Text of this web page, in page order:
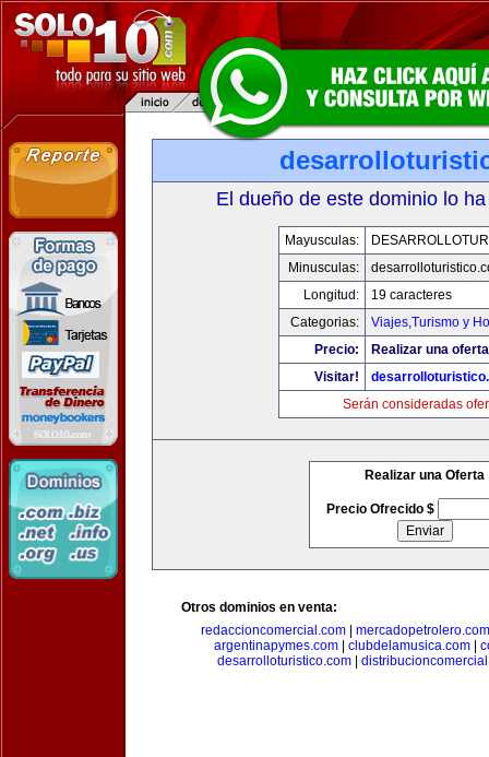
El dueño de este dominio lo
Mayusculas:
Minusculas:
Longitud:
19 caracteres
Categorias:
Viajes,Turismo y
Precio:
Realizar una
Visitar!
Serán consideradas
Realizar una Oferta
Precio Ofrecido $
Otros dominios en venta:
redaccioncomercial.com
mercadopetrolero.com
argentinapymes.com| clubdelamusica.com|
desarrolloturistico.com